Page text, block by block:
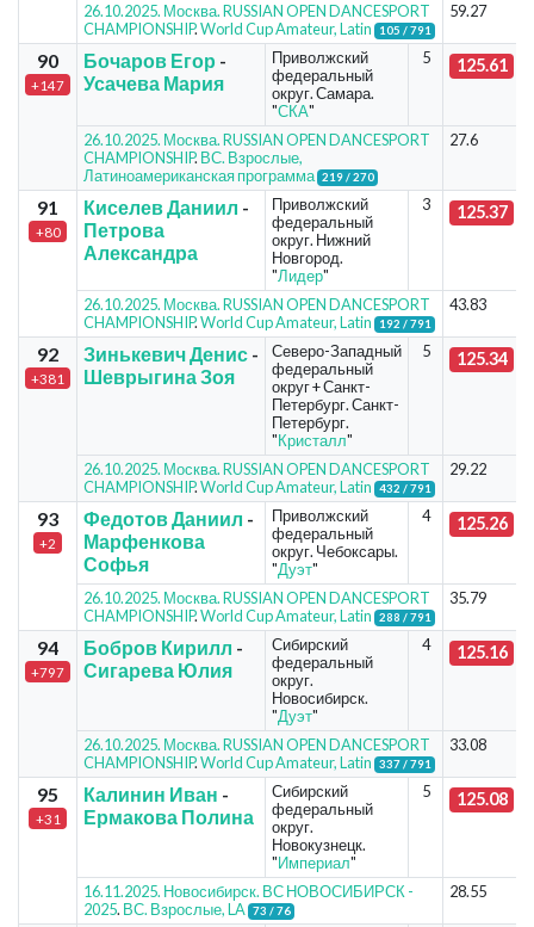
26.10.2025. Москва. RUSSIAN OPEN DANCESPORT
CHAMPIONSHIP.World Cup Amateur, Latin 105 / 791
59.27
90
+147
Бочаров Егор -
Усачева Мария
Приволжский
федеральный
округ. Самара.
"СКА"
5 125.61
26.10.2025. Москва. RUSSIAN OPEN DANCESPORT
CHAMPIONSHIP. ВС. Взрослые,
Латиноамериканская программа 219 / 270
27.6
91
+80
Киселев Даниил -
Петрова
Александра
Приволжский
федеральный
округ. Нижний
Новгород.
"Лидер"
3 125.37
26.10.2025. Москва. RUSSIAN OPEN DANCESPORT
CHAMPIONSHIP.World Cup Amateur, Latin 192 / 791
43.83
92
+381
Зинькевич Денис-
Шеврыгина Зоя
Северо-Западный
федеральный
округ + Санкт-
Петербург. Санкт-
Петербург.
"Кристалл"
5 125.34
26.10.2025. Москва. RUSSIAN OPEN DANCESPORT
CHAMPIONSHIP.World Cup Amateur, Latin 432 / 791
29.22
93
+2
Федотов Даниил -
Марфенкова
Софья
Приволжский
федеральный
округ. Чебоксары.
"Дуэт"
4 125.26
26.10.2025. Москва. RUSSIAN OPEN DANCESPORT
CHAMPIONSHIP.World Cup Amateur, Latin 288 / 791
35.79
94
+797
Бобров Кирилл -
Сигарева Юлия
Сибирский
федеральный
округ.
Новосибирск.
"Дуэт"
4 125.16
26.10.2025. Москва. RUSSIAN OPEN DANCESPORT
CHAMPIONSHIP.World Cup Amateur, Latin 337 / 791
33.08
95
+31
Калинин Иван -
Ермакова Полина
Сибирский
федеральный
округ.
Новокузнецк.
"Империал"
5 125.08
16.11.2025. Новосибирск. ВС НОВОСИБИРСК -
2025. ВС. Взрослые, LA 73 / 76
28.55